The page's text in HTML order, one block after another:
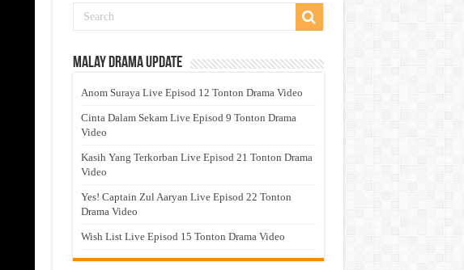
Malay Drama Update
Anom Suraya Live Episod 12 Tonton Drama Video
Cinta Dalam Sekam Live Episod 9 Tonton Drama
Video
Kasih Yang Terkorban Live Episod 21 Tonton Drama
Video
Yes! Captain Zul Aaryan Live Episod 22 Tonton
Drama Video
Wish List Live Episod 15 Tonton Drama Video